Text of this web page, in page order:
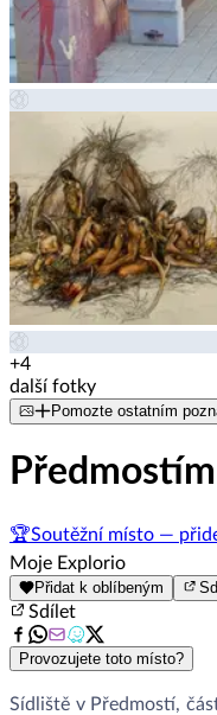
+4
další fotky
Pomozte ostatním
🏆Soutěžní místo —
Moje Explorio
Přidat k oblíbeným
Sdílet
Provozujete toto místo?
Sídliště v Předmostí,